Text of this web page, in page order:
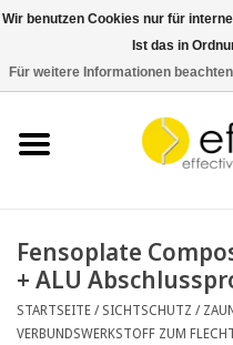
Beleuchtung
Fensoplate
+ ALU
STARTSEITE / SICHTSCHUTZ /
VERBUNDSWERKSTOFF ZUM
Wir benutzen Cookies nur für
Ist das in
Für weitere Informationen